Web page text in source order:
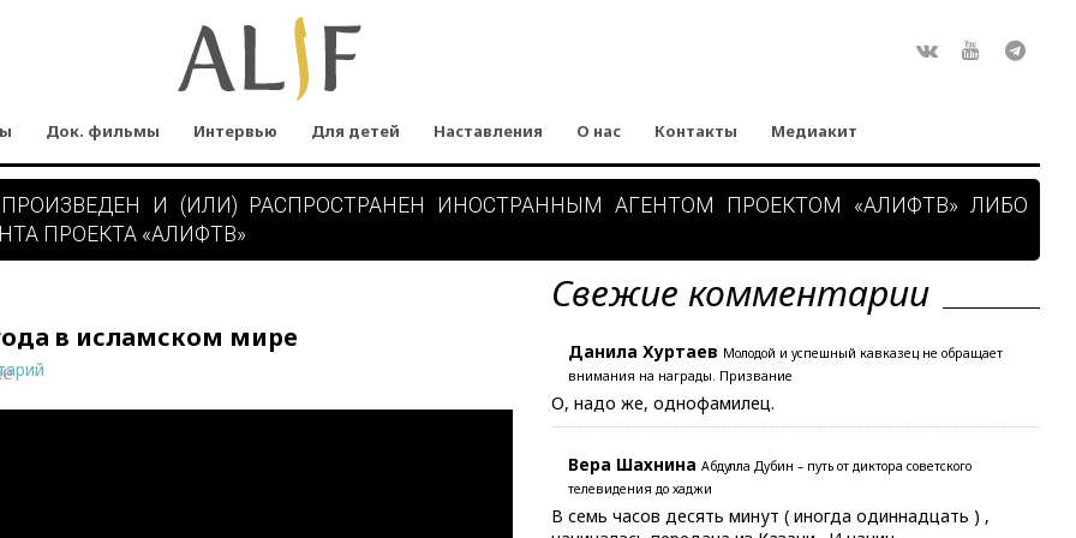
Док. фильмы Интервью Для детей Наставления О нас Контакты Медиакит
И (ИЛИ) РАСПРОСТРАНЕН ИНОСТРАННЫМ АГЕНТОМ ПРОЕКТОМ «АЛИФТВ» ЛИБО
ПРОЕКТА «АЛИФТВ»
в исламском мире
Свежие комментарии
Данила Хуртаев Молодой и успешный кавказец не обращает
внимания на награды. Призвание
О, надо же, однофамилец.
Вера Шахнина Абдулла Дубин – путь от диктора советского
телевидения до хаджи
В семь часов десять минут ( иногда одиннадцать ) ,